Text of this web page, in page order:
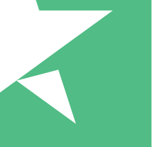
download. Nessun impegno